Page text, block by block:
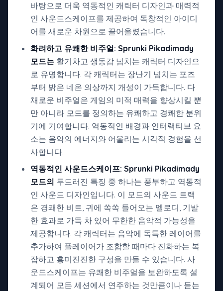
바탕으로 더욱 역동적인 캐릭터 디자인과 매력적
인 사운드스케이프를 제공하여 독창적인 아이디
어를 새로운 차원으로 끌어올렸습니다.
화려하고 유쾌한 비주얼: Sprunki Pikadimady
모드는 활기차고 생동감 넘치는 캐릭터 디자인으
로 유명합니다. 각 캐릭터는 장난기 넘치는 포즈
부터 밝은 네온 의상까지 개성이 가득합니다. 다
채로운 비주얼은 게임의 미적 매력을 향상시킬 뿐
만 아니라 모드를 정의하는 유쾌하고 경쾌한 분위
기에 기여합니다. 역동적인 배경과 인터랙티브 요
소는 음악의 에너지와 어울리는 시각적 경험을 선
사합니다.
역동적인 사운드스케이프: Sprunki Pikadimady
모드의 두드러진 특징 중 하나는 풍부하고 역동적
인 사운드 디자인입니다. 이 모드의 사운드 트랙
은 경쾌한 비트, 귀에 쏙쏙 들어오는 멜로디, 기발
한 효과로 가득 차 있어 무한한 음악적 가능성을
제공합니다. 각 캐릭터는 음악에 독특한 레이어를
추가하여 플레이어가 조합할 때마다 진화하는 복
잡하고 흥미진진한 구성을 만들 수 있습니다. 사
운드스케이프는 유쾌한 비주얼을 보완하도록 설
계되어 모든 세션에서 연주하는 것만큼이나 듣는